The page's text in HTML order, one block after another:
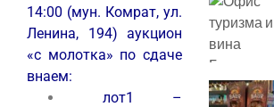
14:00 (мун. Комрат, ул.
Ленина, 194) аукцион
«с молотка» по сдаче
внаем:
лот1 –